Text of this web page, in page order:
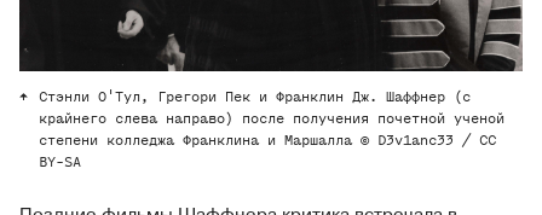
Стэнли О'Тул, Грегори Пек и Франклин Дж. Шаффнер (с
крайнего слева направо) после получения почетной ученой
степени колледжа Франклина и Маршалла © D3v1anc33 / CC
BY-SA